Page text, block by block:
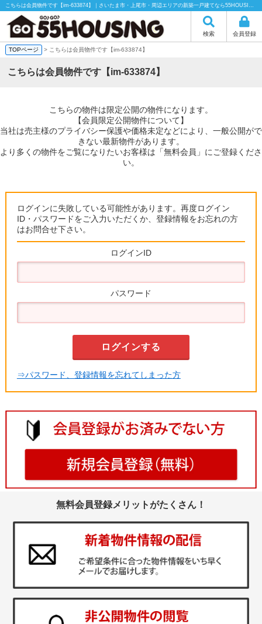
こちらは会員物件です【im-633874】｜さいたま市・上尾市・周辺エリアの新築一戸建てなら55HOUSING（55ハウジング）にお任せください！
検索 会員登録
TOPページ > こちらは会員物件です【im-633874】
こちらは会員物件です【im-633874】
こちらの物件は限定公開の物件になります。
【会員限定公開物件について】
当社は売主様のプライバシー保護や価格未定などにより、一般公開がで
きない最新物件があります。
より多くの物件をご覧になりたいお客様は「無料会員」にご登録くださ
い。
ログインに失敗している可能性があります。再度ログイン
ID・パスワードをご入力いただくか、登録情報をお忘れの方
はお問合せ下さい。
ログインID
パスワード
⇒パスワード、登録情報を忘れてしまった方
無料会員登録メリットがたくさん！